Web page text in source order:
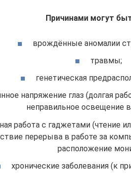
Причинами могут
врождённые аномалии
травмы;
генетическая
напряжение глаз (долгая
неправильное освещение
работа с гаджетами (чтение
перерыва в работе за
расположение
хронические заболевания (к